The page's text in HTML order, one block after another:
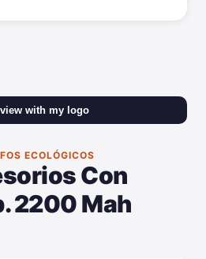
with my logo
ECOLÓGICOS
Con
2200 Mah